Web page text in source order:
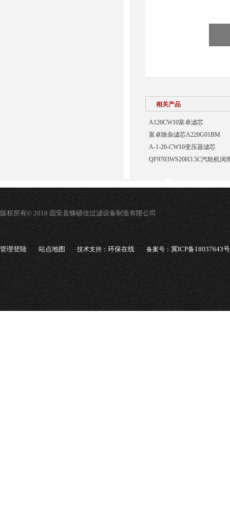
相关产品
A120CW10富卓滤芯
富卓除杂滤芯A220G01BM
A-1-20-CW10变压器滤芯
QF9703WS20H3.5C汽轮机润
版权所有© 2018 固安县慷硕佳过滤设备制造有限公司
管理登陆 站点地图 技术支持：环保在线 备案号：冀ICP备18037643